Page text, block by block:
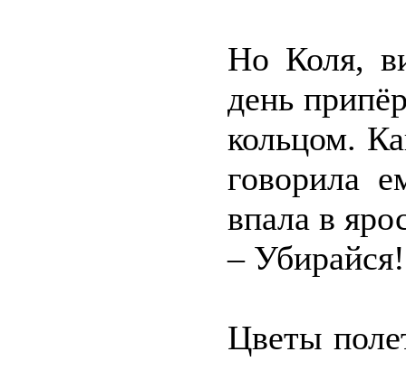
Но Коля,
день
кольцом.
говорила
впала в
– Убирайся!
Цветы